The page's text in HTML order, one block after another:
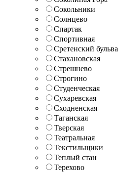
Сокольники
Солнцево
Спартак
Спортивная
Сретенский
Стахановская
Стрешнево
Строгино
Студенческая
Сухаревская
Сходненская
Таганская
Тверская
Театральная
Текстильщики
Теплый стан
Терехово